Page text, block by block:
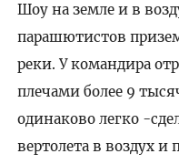
Шоу на земле и в
парашютистов
реки. У командира
плечами более 9
одинаково легко -
вертолета в воздух и